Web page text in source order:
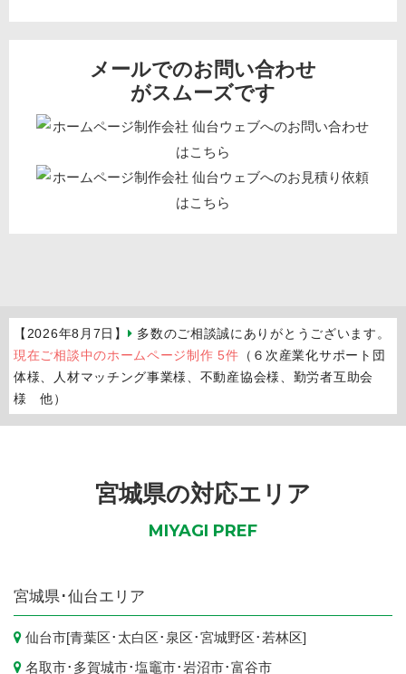
メールでのお問い合わせ
がスムーズです
【2026年8月7日】
多数のご相談誠にありがとうございます。
現在ご相談中のホームページ制作 5件 （６次産業化サポート団
体様、人材マッチング事業様、不動産協会様、勤労者互助会
様 他）
宮城県の対応エリア
MIYAGI PREF
宮城県 ･仙台エリア
仙台市[青葉区･ 太白区･ 泉区･宮城野区･ 若林区]
名取市･ 多賀城市･塩竈市･岩沼市･富谷市